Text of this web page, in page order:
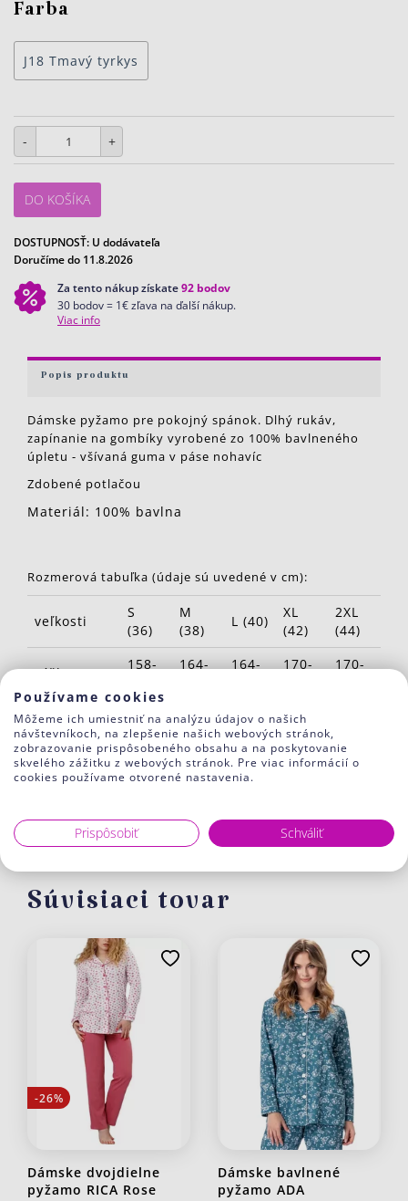
Farba
J18 Tmavý tyrkys
- +
DO KOŠÍKA
DOSTUPNOSŤ: U dodávateľa
Doručíme do 11.8.2026
Za tento nákup získate92 bodov
30 bodov = 1€ zľava na ďalší nákup.
Viac info
Popis produktu
Dámske pyžamo pre pokojný spánok. Dlhý rukáv,
zapínanie na gombíky vyrobené zo 100% bavlneného
úpletu - všívaná guma v páse nohavíc
Zdobené potlačou
Materiál: 100% bavlna
Rozmerová tabuľka (údaje sú uvedené v cm):
veľkosti
S
(36)
M
(38)
L (40)
XL
(42)
2XL
(44)
výška
158-
164-
164-
170-
170-
obvod
hrudníka
88-
92
92-
96
96-
100
100-
104
obvod
pása
72-
76
76-
80
80-
84
84-
obvod
92-
96
96-
100
100-
104-
108
108-
Súvisiaci tovar
-26%
Dámske dvojdielne
pyžamo RICA Rose
Dámske bavlnené
pyžamo ADA
Používame cookies
Môžeme ich umiestniť na analýzu údajov o našich
návštevníkoch, na zlepšenie našich webových stránok,
zobrazovanie prispôsobeného obsahu a na poskytovanie
skvelého zážitku z webových stránok. Pre viac informácií o
cookies používame otvorené nastavenia.
Prispôsobiť Schváliť